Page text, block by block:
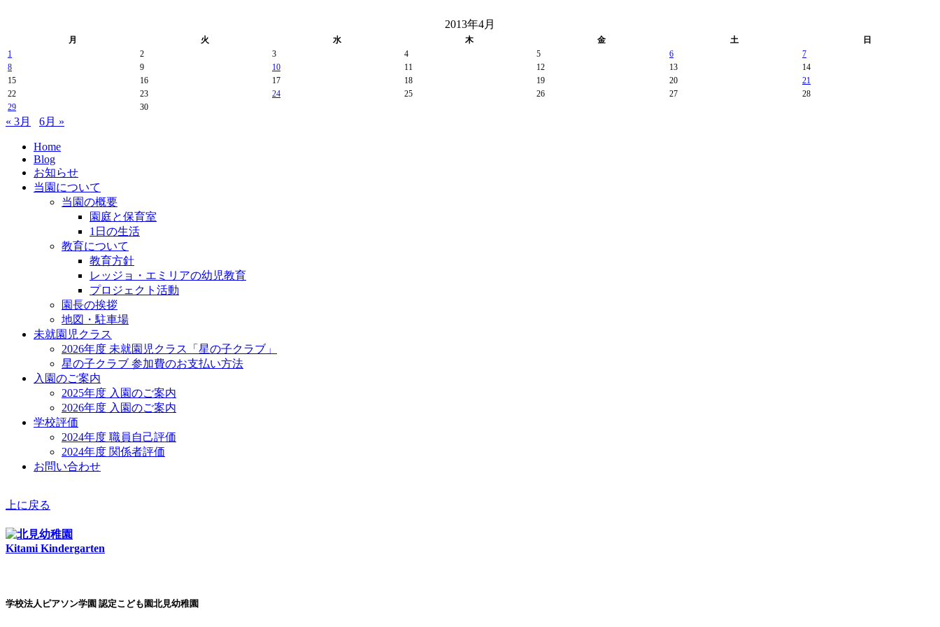
2013年4月
月 火 水 木 金 土
日
1
2 3 4 5 6
7
8
9 10 11 12 13
14
15
16 17 18 19 20
21
22
23 24 25 26 27
28
29
30
« 3月 6月 »
Home
Blog
お知らせ
当園について
当園の概要
園庭と保育室
1日の生活
教育について
教育方針
レッジョ・エミリアの幼児教育
プロジェクト活動
園長の挨拶
地図・駐車場
未就園児クラス
2026年度 未就園児クラス「星の子クラブ」
星の子クラブ 参加費のお支払い方法
入園のご案内
2025年度 入園のご案内
2026年度 入園のご案内
学校評価
2024年度 職員自己評価
2024年度 関係者評価
お問い合わせ
上に戻る
Kitami Kindergarten
学校法人ピアソン学園 認定こども園北見幼稚園